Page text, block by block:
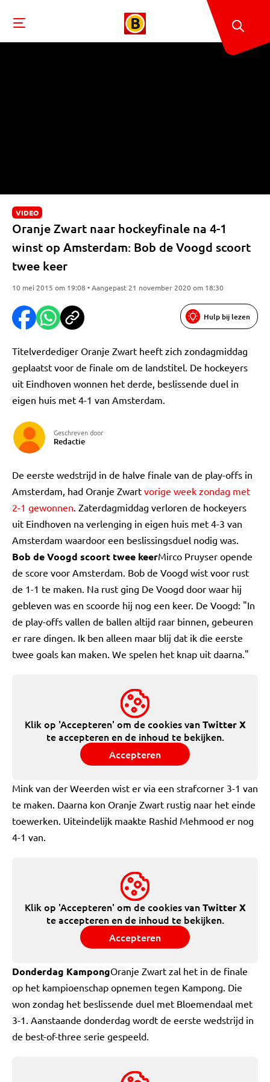
VIDEO
Oranje Zwart naar hockeyfinale na 4-1
winst op Amsterdam: Bob de Voogd scoort
twee keer
10 mei 2015 om 19:08 • Aangepast 21 november 2020 om 18:30
Hulp bij lezen
Titelverdediger Oranje Zwart heeft zich zondagmiddag
geplaatst voor de finale om de landstitel. De hockeyers
uit Eindhoven wonnen het derde, beslissende duel in
eigen huis met 4-1 van Amsterdam.
Geschreven door
Redactie
De eerste wedstrijd in de halve finale van de play-offs in
Amsterdam, had Oranje Zwart vorige week zondag met
2-1 gewonnen. Zaterdagmiddag verloren de hockeyers
uit Eindhoven na verlenging in eigen huis met 4-3 van
Amsterdam waardoor een beslissingsduel nodig was.
Bob de Voogd scoort twee keerMirco Pruyser opende
de score voor Amsterdam. Bob de Voogd wist voor rust
de 1-1 te maken. Na rust ging De Voogd door waar hij
gebleven was en scoorde hij nog een keer. De Voogd: "In
de play-offs vallen de ballen altijd raar binnen, gebeuren
er rare dingen. Ik ben alleen maar blij dat ik die eerste
twee goals kan maken. We spelen het knap uit daarna."
Klik op 'Accepteren' om de cookies vanTwitter X
te accepteren en de inhoud te bekijken.
Accepteren
Mink van der Weerden wist er via een strafcorner 3-1 van
te maken. Daarna kon Oranje Zwart rustig naar het einde
toewerken. Uiteindelijk maakte Rashid Mehmood er nog
4-1 van.
Klik op 'Accepteren' om de cookies vanTwitter X
te accepteren en de inhoud te bekijken.
Accepteren
Donderdag KampongOranje Zwart zal het in de finale
op het kampioenschap opnemen tegen Kampong. Die
won zondag het beslissende duel met Bloemendaal met
3-1. Aanstaande donderdag wordt de eerste wedstrijd in
de best-of-three serie gespeeld.